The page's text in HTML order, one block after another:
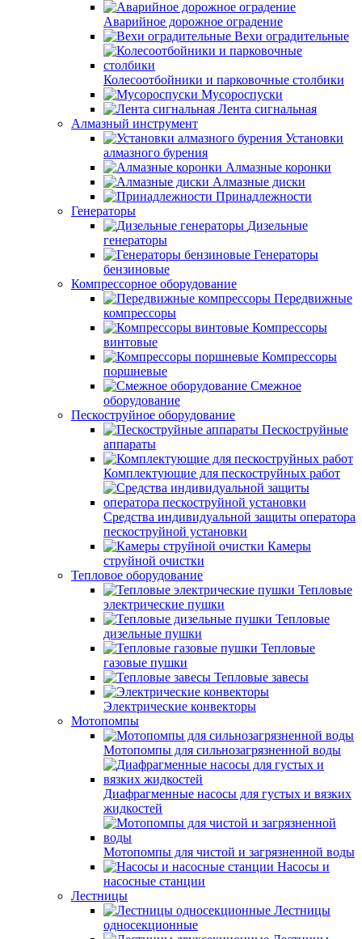
Аварийное дорожное оградение
Вехи оградительные
Колесоотбойники и парковочные столбики
Мусороспуски
Лента сигнальная
Алмазный инструмент
Установки
алмазного бурения
Алмазные коронки
Алмазные диски
Принадлежности
Генераторы
Дизельные
генераторы
Генераторы
бензиновые
Компрессорное оборудование
Передвижные
компрессоры
Компрессоры
винтовые
Компрессоры
поршневые
Смежное
оборудование
Пескоструйное оборудование
Пескоструйные
аппараты
Комплектующие для пескоструйных работ
Средства индивидуальной защиты оператора
пескоструйной установки
Камеры
струйной очистки
Тепловое оборудование
Тепловые
электрические пушки
Тепловые
дизельные пушки
Тепловые
газовые пушки
Тепловые завесы
Электрические конвекторы
Мотопомпы
Мотопомпы для сильнозагрязненной воды
Диафрагменные насосы для густых и вязких
жидкостей
Мотопомпы для чистой и загрязненной воды
Насосы и
насосные станции
Лестницы
Лестницы
односекционные